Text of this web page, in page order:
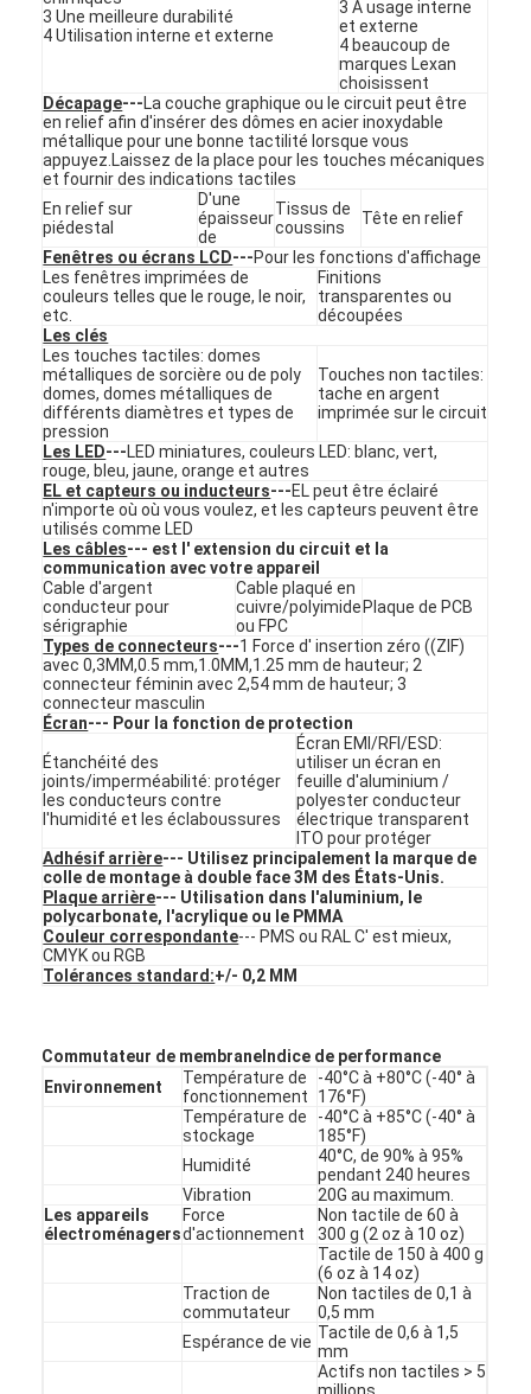
Produits
Vidéos
Le spectacle VR
À propos de nous
Visite de l'usine
Contrôle de la qualité
Nous contacter
Nouvelles
Demandez un devis
Contact à membrane de LED
Contact à membrane tactile
Contact à membrane de FPC
Interrupteur à membrane étanche
Commutateur à membrane d'impression numérique
Recouvrement graphique
Contact à membrane médical
Commutateur à membrane plate
Commutateur de membrane ESD
Commutateur à membrane LCD
Contact à membrane capacitif
3 Une meilleure durabilité
4 Utilisation interne et externe
3 À usage interne
et externe
4 beaucoup de
marques Lexan
choisissent
Décapage---La couche graphique ou le circuit peut être
en relief afin d'insérer des dômes en acier inoxydable
métallique pour une bonne tactilité lorsque vous
appuyez.Laissez de la place pour les touches mécaniques
et fournir des indications tactiles
En relief sur
piédestal
D'une
épaisseur
de
Tissus de
coussins
Tête en relief
Fenêtres ou écrans LCD---Pour les fonctions d'affichage
Les fenêtres imprimées de
couleurs telles que le rouge, le noir,
etc.
Finitions
transparentes ou
découpées
Les clés
Les touches tactiles: domes
métalliques de sorcière ou de poly
domes, domes métalliques de
différents diamètres et types de
pression
Touches non tactiles:
tache en argent
imprimée sur le circuit
Les LED---LED miniatures, couleurs LED: blanc, vert,
rouge, bleu, jaune, orange et autres
EL et capteurs ou inducteurs---EL peut être éclairé
n'importe où où vous voulez, et les capteurs peuvent être
utilisés comme LED
Les câbles--- est l' extension du circuit et la
communication avec votre appareil
Cable d'argent
conducteur pour
sérigraphie
Cable plaqué en
cuivre/polyimide
ou FPC
Plaque de PCB
Types de connecteurs---1 Force d' insertion zéro ((ZIF)
avec 0,3MM,0.5 mm,1.0MM,1.25 mm de hauteur; 2
connecteur féminin avec 2,54 mm de hauteur; 3
connecteur masculin
Écran--- Pour la fonction de protection
Étanchéité des
joints/imperméabilité: protéger
les conducteurs contre
l'humidité et les éclaboussures
Écran EMI/RFI/ESD:
utiliser un écran en
feuille d'aluminium /
polyester conducteur
électrique transparent
ITO pour protéger
Adhésif arrière--- Utilisez principalement la marque de
colle de montage à double face 3M des États-Unis.
Plaque arrière--- Utilisation dans l'aluminium, le
polycarbonate, l'acrylique ou le PMMA
Couleur correspondante--- PMS ou RAL C' est mieux,
CMYK ou RGB
Tolérances standard:+/- 0,2 MM
Commutateur de membrane Indice de performance
Environnement
Température de
fonctionnement
-40°C à +80°C (-40° à
176°F)
Température de
stockage
-40°C à +85°C (-40° à
185°F)
Humidité
40°C, de 90% à 95%
pendant 240 heures
Vibration
20G au maximum.
Les appareils
électroménagers
Force
d'actionnement
Non tactile de 60 à
300 g (2 oz à 10 oz)
Tactile de 150 à 400 g
(6 oz à 14 oz)
Traction de
commutateur
Non tactiles de 0,1 à
0,5 mm
Espérance de vie Tactile de 0,6 à 1,5
mm
Actifs non tactiles > 5